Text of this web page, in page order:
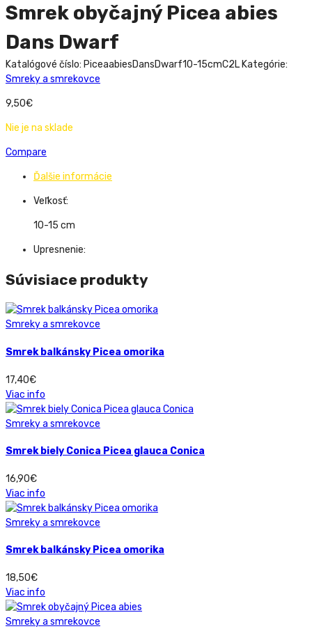
Smrek obyčajný Picea abies
Dans Dwarf
Katalógové číslo: PiceaabiesDansDwarf10-15cmC2L Kategórie:
Smreky a smrekovce
9,50€
Nie je na sklade
Compare
Ďalšie informácie
Veľkosť:
10-15 cm
Upresnenie:
Súvisiace produkty
Smreky a smrekovce
Smrek balkánsky Picea omorika
17,40€
Viac info
Smreky a smrekovce
Smrek biely Conica Picea glauca Conica
16,90€
Viac info
Smreky a smrekovce
Smrek balkánsky Picea omorika
18,50€
Viac info
Smreky a smrekovce